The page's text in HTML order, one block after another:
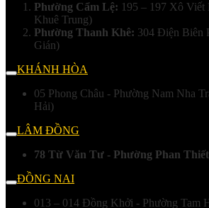
Phường Cẩm Lệ: 195 – 197 Xô Viết
Khuê Trung)
Phường Thanh Khê: 304 Điện Biên
Gián)
KHÁNH HÒA
05 Phong Châu - Phường Nam Nha
Hải)
LÂM ĐỒNG
78 Từ Văn Tư - Phường Phan
ĐỒNG NAI
013 – 014 Đồng Khởi - Phường Tam